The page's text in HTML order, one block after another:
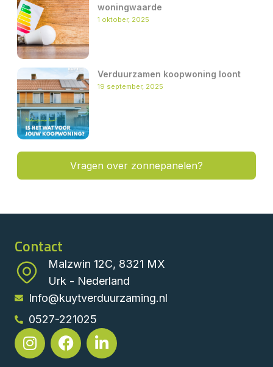
woningwaarde
1 oktober, 2025
Verduurzamen koopwoning loont
19 september, 2025
Vragen over zonnepanelen?
Contact
Malzwin 12C, 8321 MX
Urk - Nederland
Info@kuytverduurzaming.nl
0527-221025